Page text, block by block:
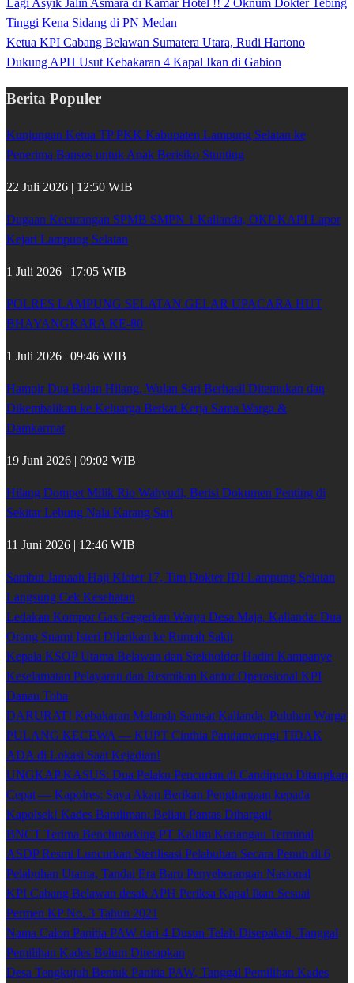
Lagi Asyik Jalin Asmara di Kamar Hotel !! 2 Oknum Dokter Tebing
Tinggi Kena Sidang di PN Medan
Ketua KPI Cabang Belawan Sumatera Utara, Rudi Hartono
Dukung APH Usut Kebakaran 4 Kapal Ikan di Gabion
Berita Populer
Kunjungan Ketua TP PKK Kabupaten Lampung Selatan ke
Penerima Bansos untuk Anak Berisiko Stunting
22 Juli 2026 | 12:50 WIB
Dugaan Kecurangan SPMB SMPN 1 Kalianda, OKP KAPI Lapor
Kejari Lampung Selatan
1 Juli 2026 | 17:05 WIB
POLRES LAMPUNG SELATAN GELAR UPACARA HUT
BHAYANGKARA KE-80
1 Juli 2026 | 09:46 WIB
Hampir Dua Bulan Hilang, Wulan Sari Berhasil Ditemukan dan
Dikembalikan ke Keluarga Berkat Kerja Sama Warga &
Damkarmat
19 Juni 2026 | 09:02 WIB
Hilang Dompet Milik Rio Wahyudi, Berisi Dokumen Penting di
Sekitar Lebung Nala Karang Sari
11 Juni 2026 | 12:46 WIB
Sambut Jamaah Haji Kloter 17, Tim Dokter IDI Lampung Selatan
Langsung Cek Kesehatan
Ledakan Kompor Gas Gegerkan Warga Desa Maja, Kalianda: Dua
Orang Suami Isteri Dilarikan ke Rumah Sakit
Kepala KSOP Utama Belawan dan Stekholder Hadiri Kampanye
Keselamatan Pelayaran dan Resmikan Kantor Operasional KPI
Danau Toba
DARURAT! Kebakaran Melanda Samsat Kalianda, Puluhan Warga
PULANG KECEWA — KUPT Cinthia Pandanwangi TIDAK
ADA di Lokasi Saat Kejadian!
UNGKAP KASUS: Dua Pelaku Pencurian di Candipuro Ditangkap
Cepat — Kapolres: Saya Akan Berikan Penghargaan kepada
Kapolsek! Kades Batuliman: Beliau Pantas Dihargai!
BNCT Terima Benchmarking PT Kaltim Kariangau Terminal
ASDP Resmi Luncurkan Sterilisasi Pelabuhan Secara Penuh di 6
Pelabuhan Utama, Tandai Era Baru Penyeberangan Nasional
KPI Cabang Belawan desak APH Periksa Kapal Ikan Sesuai
Permen KP No. 3 Tahun 2021
Nama Calon Panitia PAW dari 4 Dusun Telah Disepakati, Tanggal
Pemilihan Kades Belum Ditetapkan
Desa Tengkujuh Bentuk Panitia PAW, Tanggal Pemilihan Kades